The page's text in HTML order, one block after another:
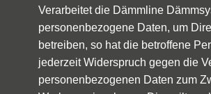
Verarbeitet die Dämmline
personenbezogene Daten, um
betreiben, so hat die betroffene
jederzeit Widerspruch gegen die
personenbezogenen Daten zum